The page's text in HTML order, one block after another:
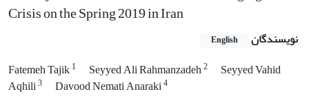
Crisis on the Spring 2019 in Iran
نویسندگان English
Fatemeh Tajik1 Seyyed Ali Rahmanzadeh2
Seyyed Vahid
Aqhili3 Davood Nemati Anaraki4